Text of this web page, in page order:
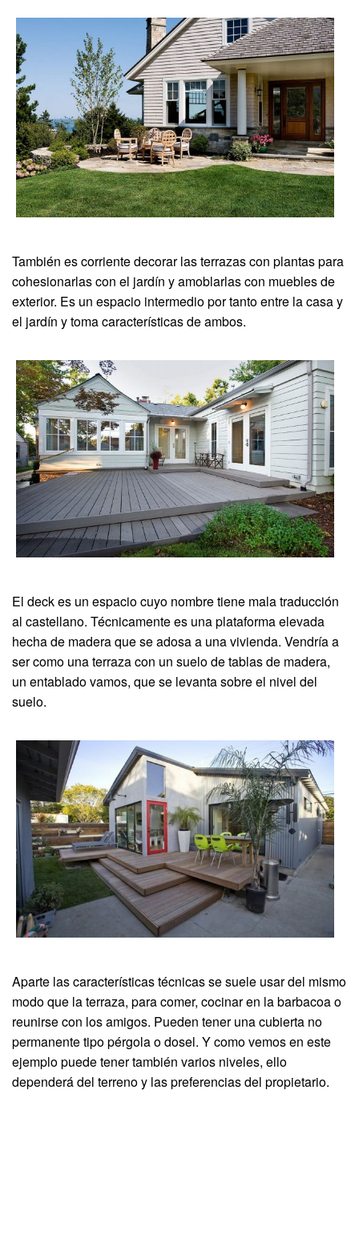
También es corriente decorar las terrazas con plantas para
cohesionarlas con el jardín y amoblarlas con muebles de
exterior. Es un espacio intermedio por tanto entre la casa y
el jardín y toma características de ambos.
El deck es un espacio cuyo nombre tiene mala traducción
al castellano. Técnicamente es una plataforma elevada
hecha de madera que se adosa a una vivienda. Vendría a
ser como una terraza con un suelo de tablas de madera,
un entablado vamos, que se levanta sobre el nivel del
suelo.
Aparte las características técnicas se suele usar del mismo
modo que la terraza, para comer, cocinar en la barbacoa o
reunirse con los amigos. Pueden tener una cubierta no
permanente tipo pérgola o dosel. Y como vemos en este
ejemplo puede tener también varios niveles, ello
dependerá del terreno y las preferencias del propietario.